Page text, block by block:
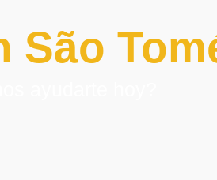
São